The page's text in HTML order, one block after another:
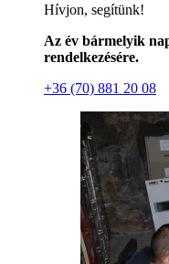
Hívjon, segítünk!
Az év bármelyik
rendelkezésére.
+36 (70) 881 20 08